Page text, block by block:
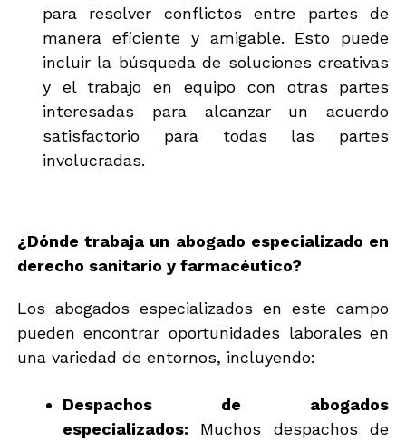
para resolver conflictos entre partes de
manera eficiente y amigable. Esto puede
incluir la búsqueda de soluciones creativas
y el trabajo en equipo con otras partes
interesadas para alcanzar un acuerdo
satisfactorio para todas las partes
involucradas.
¿Dónde trabaja un abogado especializado en
derecho sanitario y farmacéutico?
Los abogados especializados en este campo
pueden encontrar oportunidades laborales en
una variedad de entornos, incluyendo:
Despachos de abogados
especializados: Muchos despachos de